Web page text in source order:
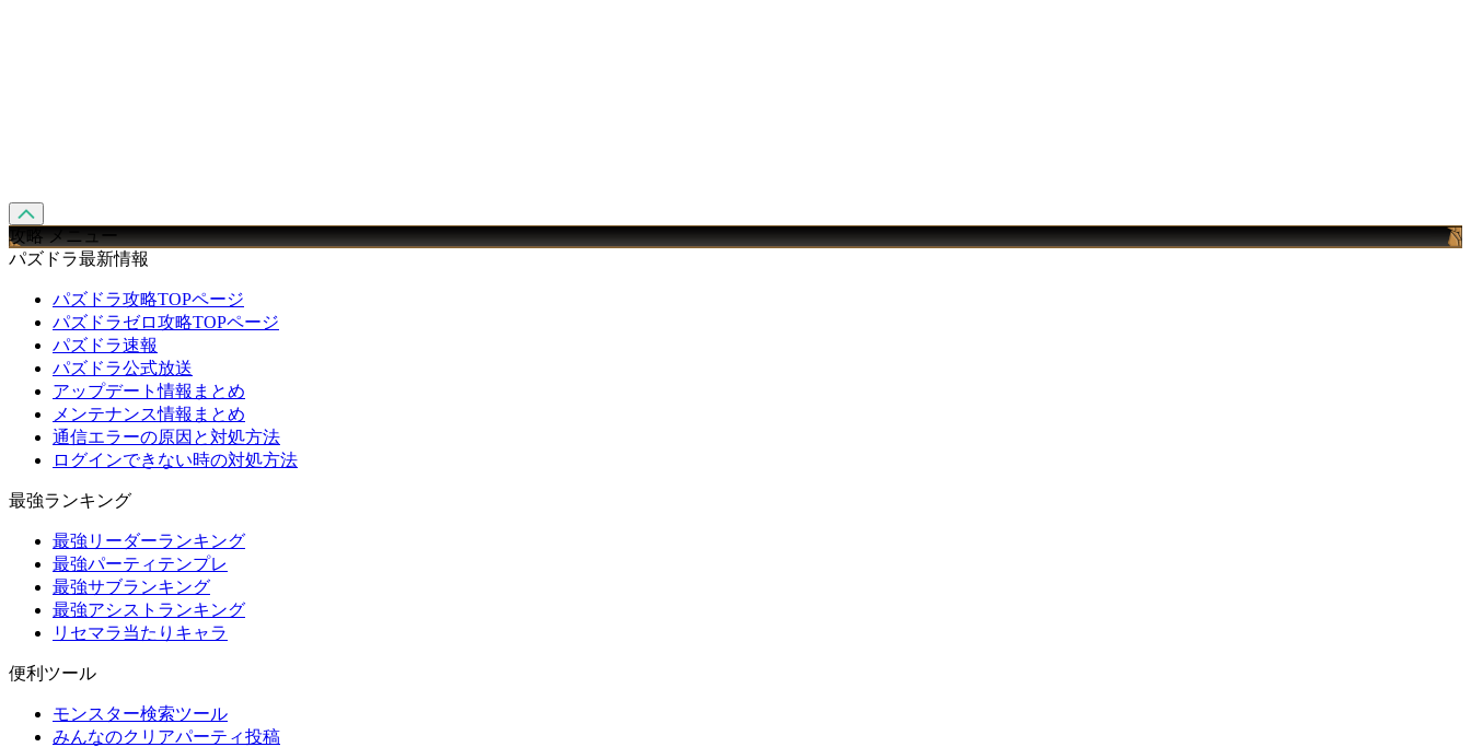
攻略 メニュー
パズドラ最新情報
パズドラ攻略TOPページ
パズドラゼロ攻略TOPページ
パズドラ速報
パズドラ公式放送
アップデート情報まとめ
メンテナンス情報まとめ
通信エラーの原因と対処方法
ログインできない時の対処方法
最強ランキング
最強リーダーランキング
最強パーティテンプレ
最強サブランキング
最強アシストランキング
リセマラ当たりキャラ
便利ツール
モンスター検索ツール
みんなのクリアパーティ投稿